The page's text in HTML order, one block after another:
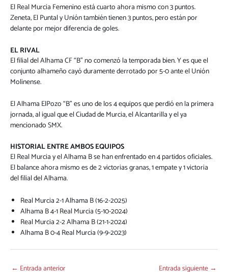
El Real Murcia Femenino está cuarto ahora mismo con 3 puntos.
Zeneta, El Puntal y Unión también tienen 3 puntos, pero están por
delante por mejor diferencia de goles.
EL RIVAL
El filial del Alhama CF “B” no comenzó la temporada bien. Y es que el
conjunto alhameño cayó duramente derrotado por 5-0 ante el Unión
Molinense.
El Alhama ElPozo “B” es uno de los 4 equipos que perdió en la primera
jornada, al igual que el Ciudad de Murcia, el Alcantarilla y el ya
mencionado SMX.
HISTORIAL ENTRE AMBOS EQUIPOS
El Real Murcia y el Alhama B se han enfrentado en 4 partidos oficiales.
El balance ahora mismo es de 2 victorias granas, 1 empate y 1 victoria
del filial del Alhama.
Real Murcia 2-1 Alhama B (16-2-2025)
Alhama B 4-1 Real Murcia (5-10-2024)
Real Murcia 2-2 Alhama B (21-1-2024)
Alhama B 0-4 Real Murcia (9-9-2023)
← Entrada anterior Entrada siguiente →